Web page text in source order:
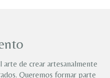
arte de crear artesanalmente
Queremos formar parte